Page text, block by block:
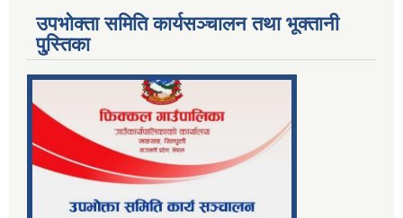
उपभोक्ता समिति कार्यसञ्चालन तथा भूक्तानी
पु्स्तिका